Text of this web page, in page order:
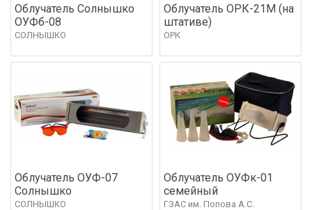
Облучатель Солнышко
ОУФб-08
СОЛНЫШКО
Облучатель ОРК-21М (на
штативе)
ОРК
Облучатель ОУФ-07
Солнышко
СОЛНЫШКО
Облучатель ОУФк-01
семейный
ГЗАС им. Попова А.С.